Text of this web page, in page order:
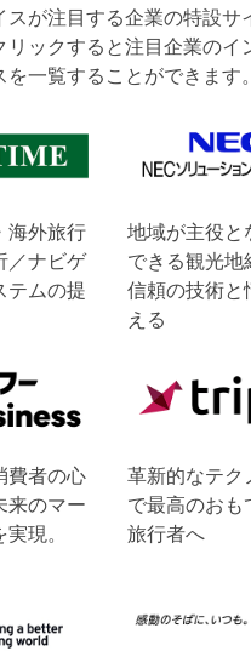
スが注目する企業の特設サ
リックすると注目企業のイ
を一覧することができます。
海外旅行
／ナビゲ
テムの提
地域が主役と
できる観光地
信頼の技術と
える
費者の心
来のマー
現。
革新的なテク
で最高のおも
旅行者へ